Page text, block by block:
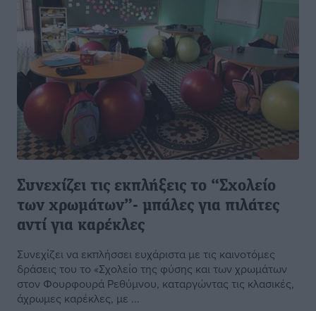
Συνεχίζει τις εκπλήξεις το “Σχολείο
των χρωμάτων”- μπάλες για πιλάτες
αντί για καρέκλες
Συνεχίζει να εκπλήσσει ευχάριστα με τις καινοτόμες
δράσεις του το «Σχολείο της φύσης και των χρωμάτων
στον Φουρφουρά Ρεθύμνου, καταργώντας τις κλασικές,
άχρωμες καρέκλες, με ...